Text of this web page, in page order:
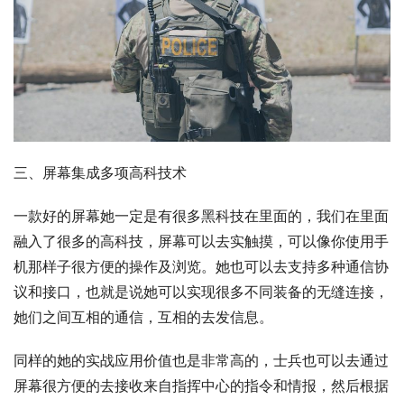
三、屏幕集成多项高科技术
一款好的屏幕她一定是有很多黑科技在里面的，我们在里面
融入了很多的高科技，屏幕可以去实触摸，可以像你使用手
机那样子很方便的操作及浏览。她也可以去支持多种通信协
议和接口，也就是说她可以实现很多不同装备的无缝连接，
她们之间互相的通信，互相的去发信息。
同样的她的实战应用价值也是非常高的，士兵也可以去通过
屏幕很方便的去接收来自指挥中心的指令和情报，然后根据